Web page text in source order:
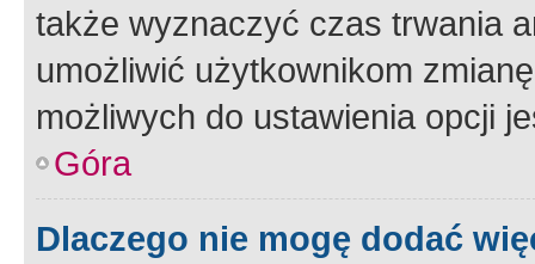
także wyznaczyć czas trwania
umożliwić użytkownikom
możliwych do ustawienia opcji
Góra
Dlaczego nie mogę dodać